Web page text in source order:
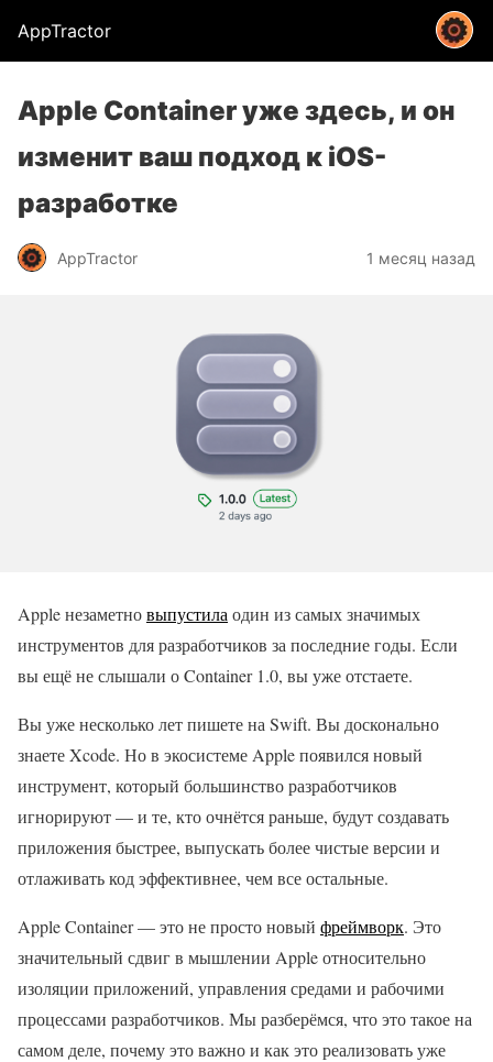
AppTractor
Apple Container уже здесь, и он
изменит ваш подход к iOS-
разработке
AppTractor 1 месяц назад
Apple незаметновыпустила один из самых значимых
инструментов для разработчиков за последние годы. Если
вы ещё не слышали о Container 1.0, вы уже отстаете.
Вы уже несколько лет пишете на Swift. Вы досконально
знаете Xcode. Но в экосистеме Apple появился новый
инструмент, который большинство разработчиков
игнорируют — и те, кто очнётся раньше, будут создавать
приложения быстрее, выпускать более чистые версии и
отлаживать код эффективнее, чем все остальные.
Apple Container — это не просто новый фреймворк. Это
значительный сдвиг в мышлении Apple относительно
изоляции приложений, управления средами и рабочими
процессами разработчиков. Мы разберёмся, что это такое на
самом деле, почему это важно и как это реализовать уже